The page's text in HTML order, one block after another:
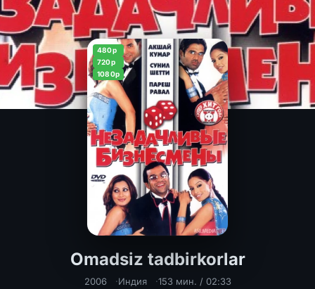
480p
720p
1080p
Omadsiz tadbirkorlar
Omadsiz tadbirkorlar Hind kinosi
2006 Индия 153 мин. / 02:33